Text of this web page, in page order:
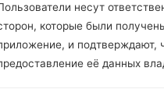
несут
которые были
и подтверждают,
её данных